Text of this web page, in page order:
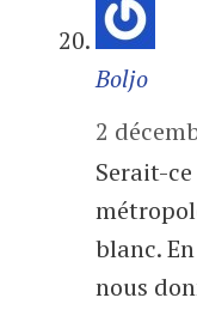
Boljo
2
Serait-
blanc.
nous